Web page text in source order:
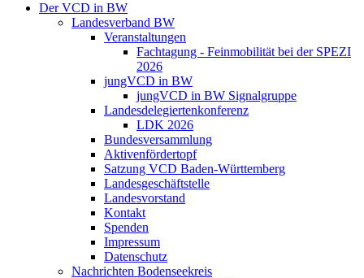
Der VCD in BW
Landesverband BW
Veranstaltungen
Fachtagung - Feinmobilität bei der SPEZI
2026
jungVCD in BW
jungVCD in BW Signalgruppe
Landesdelegiertenkonferenz
LDK 2026
Bundesversammlung
Aktivenfördertopf
Satzung VCD Baden-Württemberg
Landesgeschäftstelle
Landesvorstand
Kontakt
Spenden
Impressum
Datenschutz
Nachrichten Bodenseekreis